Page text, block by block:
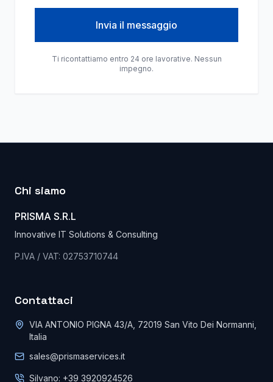
Invia il messaggio
Ti ricontattiamo entro 24 ore lavorative. Nessun
impegno.
Chi siamo
PRISMA S.R.L
Innovative IT Solutions & Consulting
P.IVA / VAT: 02753710744
Contattaci
VIA ANTONIO PIGNA 43/A, 72019 San Vito Dei Normanni,
Italia
sales@prismaservices.it
Silvano: +39 3920924526